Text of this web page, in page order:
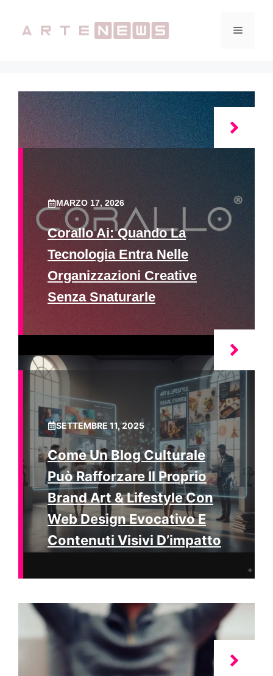
contenuto
Menu
MARZO 17, 2026
Corallo Ai: Quando La
Tecnologia Entra Nelle
Organizzazioni Creative
Senza Snaturarle
SETTEMBRE 11, 2025
Come Un Blog Culturale
Può Rafforzare Il Proprio
Brand Art & Lifestyle Con
Web Design Evocativo E
Contenuti Visivi D’impatto